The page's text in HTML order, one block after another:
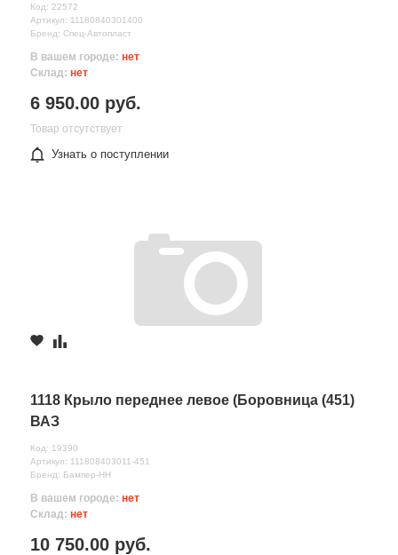
Код: 22572
Артикул: 11180840301400
Бренд: Спец-Автопласт
В вашем городе: нет
Склад: нет
6 950.00 руб.
Товар отсутствует
Узнать о поступлении
1118 Крыло переднее левое (Боровница (451)
ВАЗ
Код: 19390
Артикул: 111808403011-451
Бренд: Бампер-НН
В вашем городе: нет
Склад: нет
10 750.00 руб.